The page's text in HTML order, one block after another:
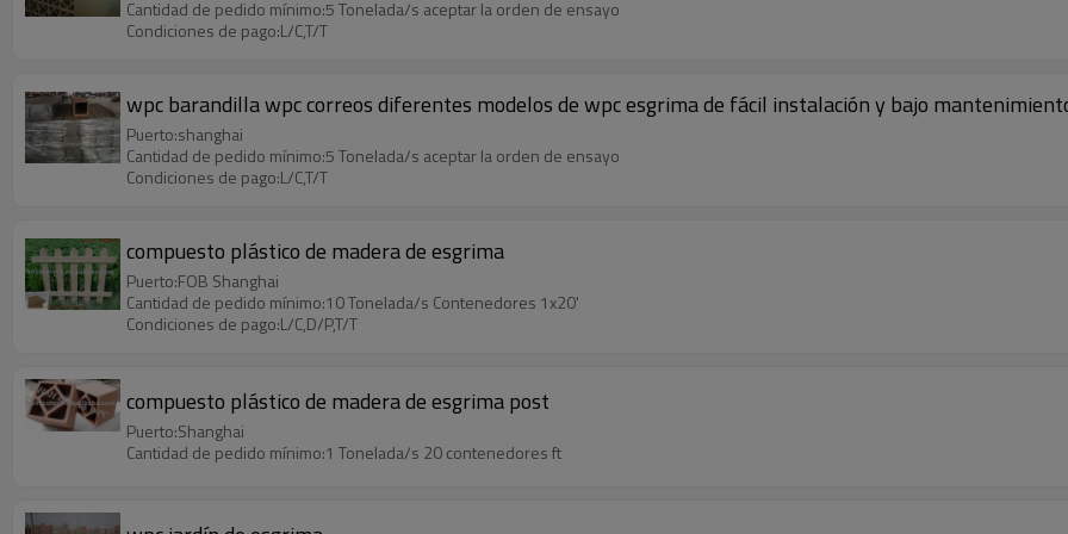
Cantidad de pedido mínimo:5 Tonelada/s aceptar la orden de ensayo
Condiciones de pago:L/C,T/T
wpc barandilla wpc correos diferentes modelos de wpc esgrima de fácil instalación y bajo
Puerto:shanghai
Cantidad de pedido mínimo:5 Tonelada/s aceptar la orden de ensayo
Condiciones de pago:L/C,T/T
compuesto plástico de madera de esgrima
Puerto:FOB Shanghai
Cantidad de pedido mínimo:10 Tonelada/s Contenedores 1x20'
Condiciones de pago:L/C,D/P,T/T
compuesto plástico de madera de esgrima post
Puerto:Shanghai
Cantidad de pedido mínimo:1 Tonelada/s 20 contenedores ft